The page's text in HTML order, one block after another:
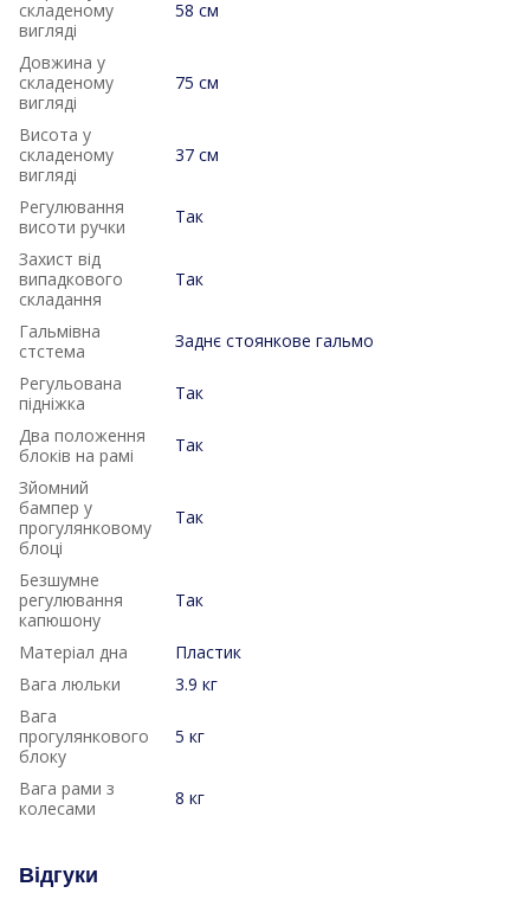
складеному
вигляді
58 см
Довжина у
складеному
вигляді
75 см
Висота у
складеному
вигляді
37 см
Регулювання
висоти ручки
Так
Захист від
випадкового
складання
Так
Гальмівна
стстема
Заднє стоянкове гальмо
Регульована
підніжка
Так
Два положення
блоків на рамі
Так
Зйомний
бампер у
прогулянковому
блоці
Так
Безшумне
регулювання
капюшону
Так
Матеріал дна
Пластик
Вага люльки
3.9 кг
Вага
прогулянкового
блоку
5 кг
Вага рами з
колесами
8 кг
Відгуки